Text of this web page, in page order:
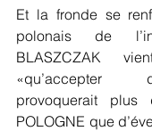
Et la fronde se
polonais de
BLASZCZAK
«qu’accepter
provoquerait
POLOGNE que